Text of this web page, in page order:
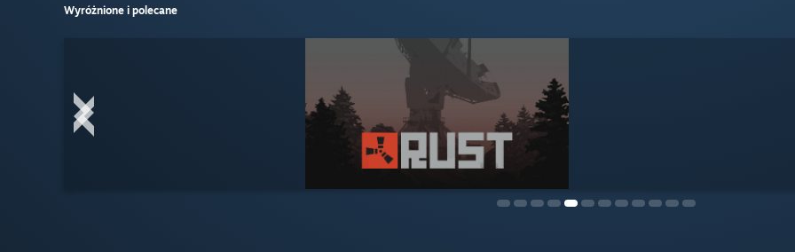
Wyróżnione i polecane